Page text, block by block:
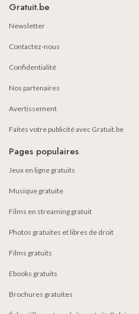
Gratuit.be
Newsletter
Contactez-nous
Confidentialité
Nos partenaires
Avertissement
Faites votre publicité avec Gratuit.be
Pages populaires
Jeux en ligne gratuits
Musique gratuite
Films en streaming gratuit
Photos gratuites et libres de droit
Films gratuits
Ebooks gratuits
Brochures gratuites